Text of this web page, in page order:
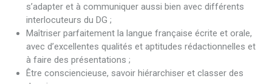
s’adapter et à communiquer aussi bien avec différents
interlocuteurs du DG ;
Maîtriser parfaitement la langue française écrite et orale,
avec d’excellentes qualités et aptitudes rédactionnelles et
à faire des présentations ;
Être consciencieuse, savoir hiérarchiser et classer des